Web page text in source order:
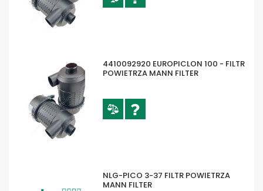
4410092920 EUROPICLON 100 - FILTR
POWIETRZA MANN FILTER
NLG-PICO 3-37 FILTR POWIETRZA
MANN FILTER